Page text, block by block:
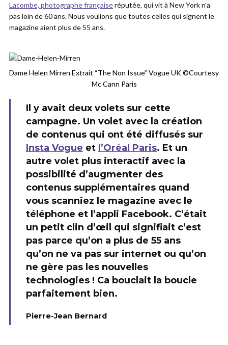
Lacombe, photographe françaiseréputée, qui vit à New York n’a
pas loin de 60 ans. Nous voulions que toutes celles qui signent le
magazine aient plus de 55 ans.
Dame Helen Mirren Extrait “The Non Issue” Vogue UK ©Courtesy
Mc Cann Paris
Il y avait deux volets sur cette
campagne. Un volet avec la création
de contenus qui ont été diffusés sur
Insta Vogue et l’Oréal Paris. Et un
autre volet plus interactif avec la
possibilité d’augmenter des
contenus supplémentaires quand
vous scanniez le magazine avec le
téléphone et l’appli Facebook. C’était
un petit clin d’œil qui signifiait c’est
pas parce qu’on a plus de 55 ans
qu’on ne va pas sur internet ou qu’on
ne gère pas les nouvelles
technologies ! Ca bouclait la boucle
parfaitement bien.
Pierre-Jean Bernard